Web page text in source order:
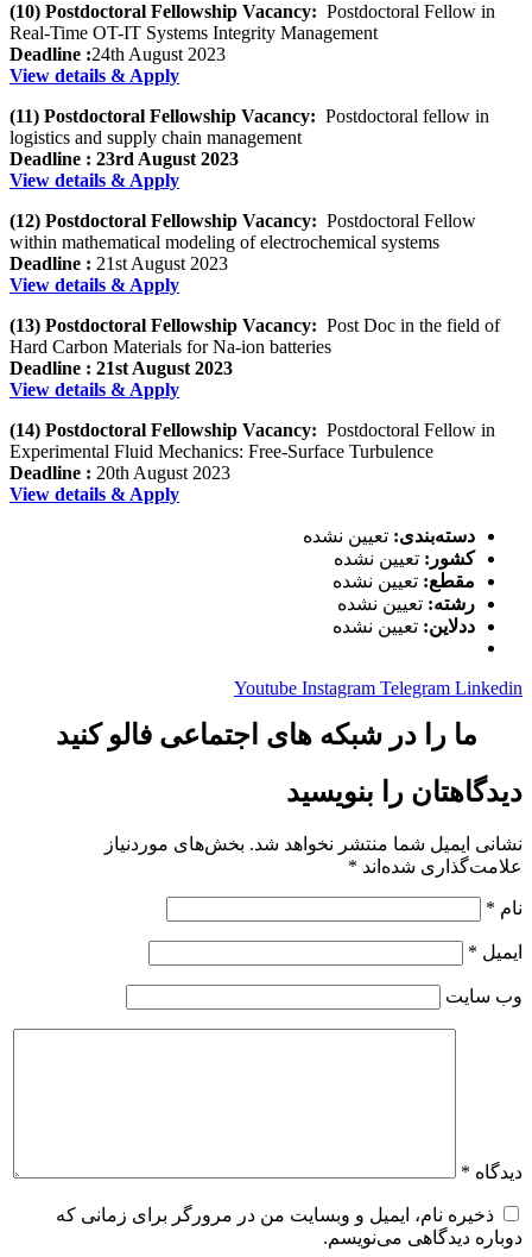
(10) Postdoctoral Fellowship Vacancy: Postdoctoral Fellow in
Real-Time OT-IT Systems Integrity Management
Deadline :24th August 2023
View details & Apply
(11) Postdoctoral Fellowship Vacancy: Postdoctoral fellow in
logistics and supply chain management
Deadline : 23rd August 2023
View details & Apply
(12) Postdoctoral Fellowship Vacancy: Postdoctoral Fellow
within mathematical modeling of electrochemical systems
Deadline : 21st August 2023
View details & Apply
(13) Postdoctoral Fellowship Vacancy: Post Doc in the field of
Hard Carbon Materials for Na-ion batteries
Deadline : 21st August 2023
View details & Apply
(14) Postdoctoral Fellowship Vacancy: Postdoctoral Fellow in
Experimental Fluid Mechanics: Free-Surface Turbulence
Deadline : 20th August 2023
View details & Apply
دسته‌بندی: تعیین نشده
کشور: تعیین نشده
مقطع: تعیین نشده
رشته: تعیین نشده
ددلاین: تعیین نشده
Youtube Instagram Telegram Linkedin
ما را در شبکه های اجتماعی فالو کنید
دیدگاهتان را بنویسید
نشانی ایمیل شما منتشر نخواهد شد. بخش‌های موردنیاز
علامت‌گذاری شده‌اند *
نام *
ایمیل *
وب‌ سایت
دیدگاه *
ذخیره نام، ایمیل و وبسایت من در مرورگر برای زمانی که
دوباره دیدگاهی می‌نویسم.